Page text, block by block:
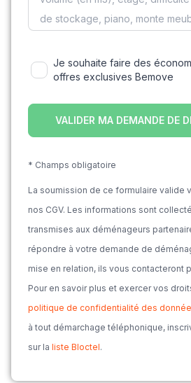
Je souhaite faire des
offres exclusives Bemove
* Champs obligatoire
La soumission de ce formulaire valide
nos CGV. Les informations sont
transmises aux déménageurs
répondre à votre demande de
mise en relation, ils vous contacteront
Pour en savoir plus et exercer vos
politique de confidentialité des
à tout démarchage téléphonique,
sur la liste Bloctel.